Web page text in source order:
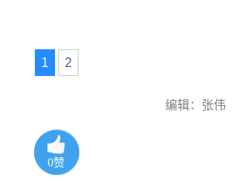
1 2
编辑：张伟
0赞